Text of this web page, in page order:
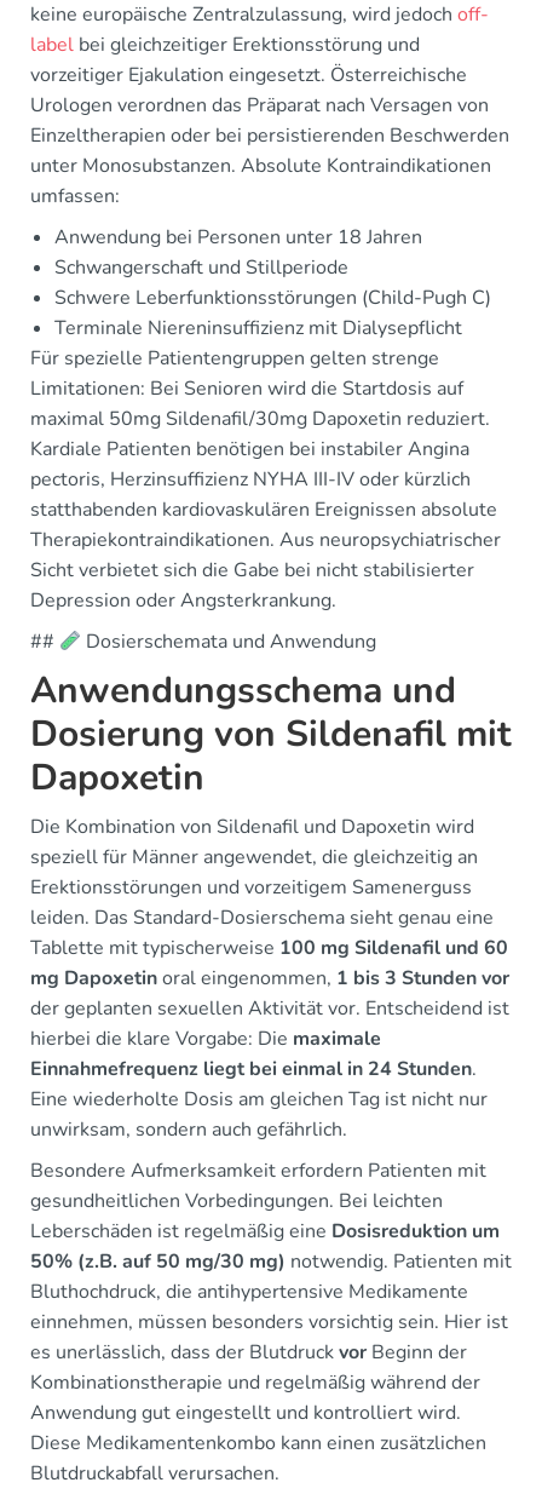
keine europäische Zentralzulassung, wird jedoch off-
label bei gleichzeitiger Erektionsstörung und
vorzeitiger Ejakulation eingesetzt. Österreichische
Urologen verordnen das Präparat nach Versagen von
Einzeltherapien oder bei persistierenden Beschwerden
unter Monosubstanzen. Absolute Kontraindikationen
umfassen:
Anwendung bei Personen unter 18 Jahren
Schwangerschaft und Stillperiode
Schwere Leberfunktionsstörungen (Child-Pugh C)
Terminale Niereninsuffizienz mit Dialysepflicht
Für spezielle Patientengruppen gelten strenge
Limitationen: Bei Senioren wird die Startdosis auf
maximal 50mg Sildenafil/30mg Dapoxetin reduziert.
Kardiale Patienten benötigen bei instabiler Angina
pectoris, Herzinsuffizienz NYHA III-IV oder kürzlich
statthabenden kardiovaskulären Ereignissen absolute
Therapiekontraindikationen. Aus neuropsychiatrischer
Sicht verbietet sich die Gabe bei nicht stabilisierter
Depression oder Angsterkrankung.
##
Dosierschemata und Anwendung
Anwendungsschema und
Dosierung von Sildenafil mit
Dapoxetin
Die Kombination von Sildenafil und Dapoxetin wird
speziell für Männer angewendet, die gleichzeitig an
Erektionsstörungen und vorzeitigem Samenerguss
leiden. Das Standard-Dosierschema sieht genau eine
Tablette mit typischerweise 100 mg Sildenafil und 60
mg Dapoxetinoral eingenommen, 1 bis 3 Stunden vor
der geplanten sexuellen Aktivität vor. Entscheidend ist
hierbei die klare Vorgabe: Die maximale
Einnahmefrequenz liegt bei einmal in 24 Stunden.
Eine wiederholte Dosis am gleichen Tag ist nicht nur
unwirksam, sondern auch gefährlich.
Besondere Aufmerksamkeit erfordern Patienten mit
gesundheitlichen Vorbedingungen. Bei leichten
Leberschäden ist regelmäßig eine Dosisreduktion um
50% (z.B. auf 50 mg/30 mg) notwendig. Patienten mit
Bluthochdruck, die antihypertensive Medikamente
einnehmen, müssen besonders vorsichtig sein. Hier ist
es unerlässlich, dass der Blutdruckvor Beginn der
Kombinationstherapie und regelmäßig während der
Anwendung gut eingestellt und kontrolliert wird.
Diese Medikamentenkombo kann einen zusätzlichen
Blutdruckabfall verursachen.